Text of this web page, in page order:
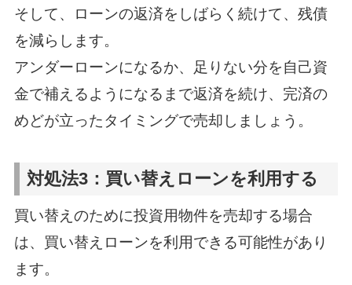
そして、ローンの返済をしばらく続けて、残債
を減らします。
アンダーローンになるか、足りない分を自己資
金で補えるようになるまで返済を続け、完済の
めどが立ったタイミングで売却しましょう。
対処法3：買い替えローンを利用する
買い替えのために投資用物件を売却する場合
は、買い替えローンを利用できる可能性があり
ます。